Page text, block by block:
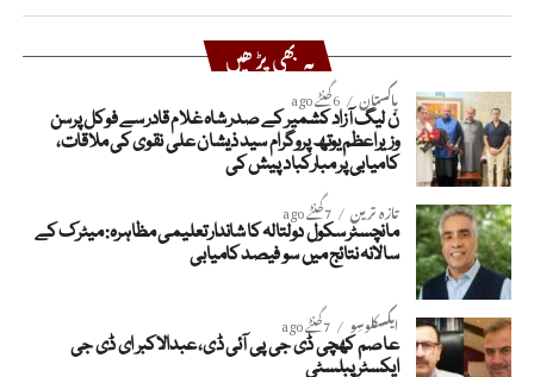
یہ بھی پڑھیں
پاکستان 6 گھنٹے ago
ن لیگ آزاد کشمیر کے صدر شاہ غلام قادر سے فوکل پرسن
وزیراعظم یوتھ پروگرام سید ذیشان علی نقوی کی ملاقات،
کامیابی پر مبارکباد پیش کی
تازہ ترین 7 گھنٹے ago
مانچسٹر سکول دولتالہ کا شاندار تعلیمی مظاہرہ: میٹرک کے
سالانہ نتائج میں سو فیصد کامیابی
ایکسکلوسِو 7 گھنٹے ago
عاصم کھچی ڈی جی پی آئی ڈی، عبدالاکبر ای ڈی جی
ایکسٹرپبلسٹی